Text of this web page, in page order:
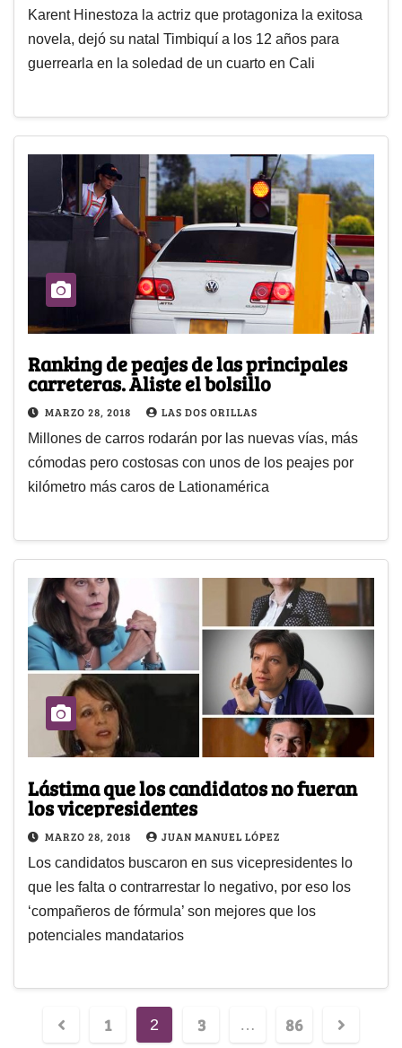
Karent Hinestoza la actriz que protagoniza la exitosa
novela, dejó su natal Timbiquí a los 12 años para
guerrearla en la soledad de un cuarto en Cali
Ranking de peajes de las principales
carreteras. Aliste el bolsillo
MARZO 28, 2018 LAS DOS ORILLAS
Millones de carros rodarán por las nuevas vías, más
cómodas pero costosas con unos de los peajes por
kilómetro más caros de Lationamérica
Lástima que los candidatos no fueran
los vicepresidentes
MARZO 28, 2018 JUAN MANUEL LÓPEZ
Los candidatos buscaron en sus vicepresidentes lo
que les falta o contrarrestar lo negativo, por eso los
‘compañeros de fórmula’ son mejores que los
potenciales mandatarios
1 2 3 … 86